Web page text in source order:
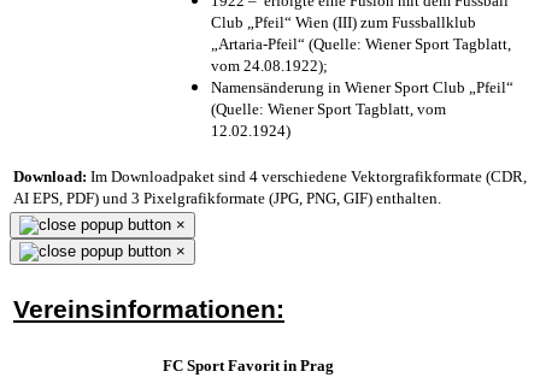
Club „Pfeil“ Wien (III) zum Fussballklub
„Artaria-Pfeil“ (Quelle: Wiener Sport Tagblatt,
vom 24.08.1922);
Namensänderung in Wiener Sport Club „Pfeil“
(Quelle: Wiener Sport Tagblatt, vom
12.02.1924)
Download: Im Downloadpaket sind 4 verschiedene Vektorgrafikformate (CDR,
AI EPS, PDF) und 3 Pixelgrafikformate (JPG, PNG, GIF) enthalten.
×
×
Vereinsinformationen:
FC Sport Favorit in Prag